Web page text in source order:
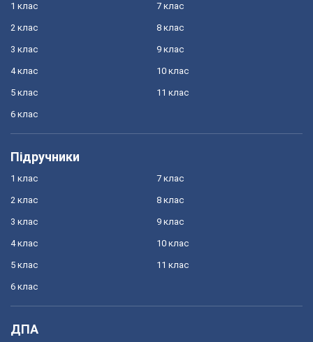
1 клас
2 клас
3 клас
4 клас
5 клас
6 клас
7 клас
8 клас
9 клас
10 клас
11 клас
Підручники
1 клас
2 клас
3 клас
4 клас
5 клас
6 клас
7 клас
8 клас
9 клас
10 клас
11 клас
ДПА